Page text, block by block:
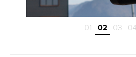
01 02 03 04